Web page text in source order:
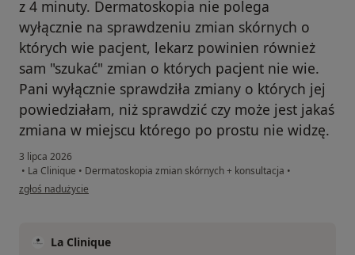
z 4 minuty. Dermatoskopia nie polega
wyłącznie na sprawdzeniu zmian skórnych o
których wie pacjent, lekarz powinien również
sam "szukać" zmian o których pacjent nie wie.
Pani wyłącznie sprawdziła zmiany o których jej
powiedziałam, niż sprawdzić czy może jest jakaś
zmiana w miejscu którego po prostu nie widzę.
3 lipca 2026
• La Clinique • Dermatoskopia zmian skórnych + konsultacja •
w opinii użytkownika Karolina
zgłoś nadużycie
La Clinique